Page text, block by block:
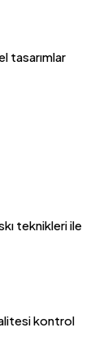
tasarımlar
teknikleri ile
kontrol